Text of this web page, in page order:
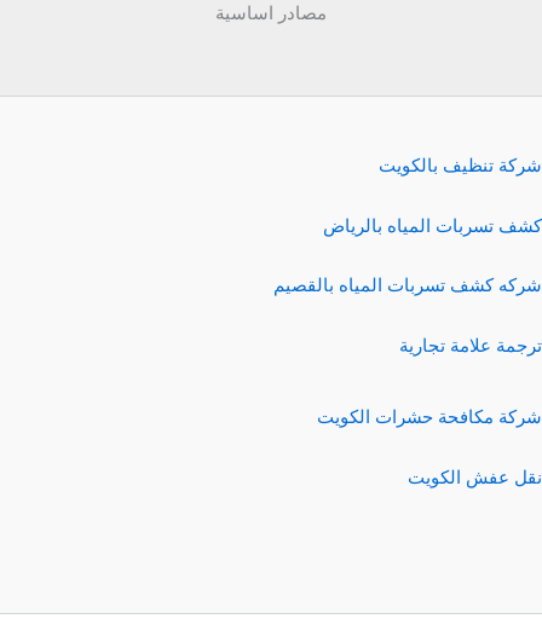
مصادر اساسية
شركة تنظيف بالكويت
كشف تسربات المياه بالرياض
شركه كشف تسربات المياه بالقصيم
ترجمة علامة تجارية
شركة مكافحة حشرات الكويت
نقل عفش الكويت